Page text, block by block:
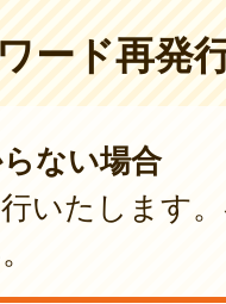
ード再発
ない場合
いたします